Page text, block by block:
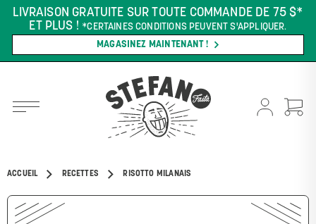
LIVRAISON GRATUITE SUR TOUTE COMMANDE DE 75 $*
ET PLUS ! *CERTAINES CONDITIONS PEUVENT S'APPLIQUER.
MAGASINEZ MAINTENANT !
ACCUEIL RECETTES RISOTTO MILANAIS